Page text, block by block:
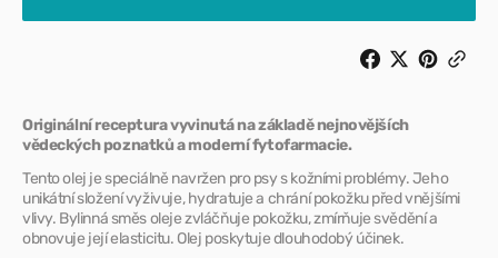
Olej
Olej
na
Originální receptura vyvinutá na základě nejnovějších
vědeckých poznatků a moderní fytofarmacie.
Tento olej je speciálně navržen pro psy s kožními problémy. Jeho
unikátní složení vyživuje, hydratuje a chrání pokožku před vnějšími
vlivy. Bylinná směs oleje zvláčňuje pokožku, zmírňuje svědění a
obnovuje její elasticitu. Olej poskytuje dlouhodobý účinek.